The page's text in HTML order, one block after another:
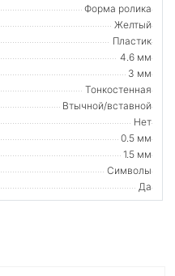
Форма ролика
Желтый
Пластик
4.6 мм
3 мм
Тонкостенная
Втычной/вставной
Нет
0.5 мм
1.5 мм
Символы
Да